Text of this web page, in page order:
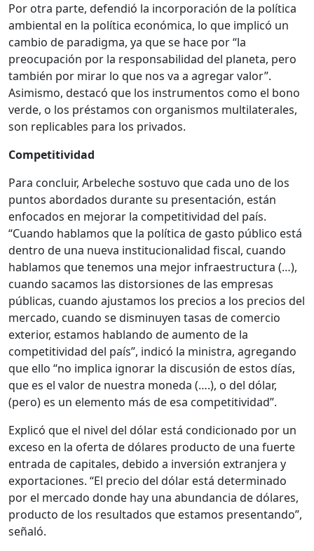
Por otra parte, defendió la incorporación de la política
ambiental en la política económica, lo que implicó un
cambio de paradigma, ya que se hace por “la
preocupación por la responsabilidad del planeta, pero
también por mirar lo que nos va a agregar valor”.
Asimismo, destacó que los instrumentos como el bono
verde, o los préstamos con organismos multilaterales,
son replicables para los privados.
Competitividad
Para concluir, Arbeleche sostuvo que cada uno de los
puntos abordados durante su presentación, están
enfocados en mejorar la competitividad del país.
“Cuando hablamos que la política de gasto público está
dentro de una nueva institucionalidad fiscal, cuando
hablamos que tenemos una mejor infraestructura (…),
cuando sacamos las distorsiones de las empresas
públicas, cuando ajustamos los precios a los precios del
mercado, cuando se disminuyen tasas de comercio
exterior, estamos hablando de aumento de la
competitividad del país”, indicó la ministra, agregando
que ello “no implica ignorar la discusión de estos días,
que es el valor de nuestra moneda (….), o del dólar,
(pero) es un elemento más de esa competitividad”.
Explicó que el nivel del dólar está condicionado por un
exceso en la oferta de dólares producto de una fuerte
entrada de capitales, debido a inversión extranjera y
exportaciones. “El precio del dólar está determinado
por el mercado donde hay una abundancia de dólares,
producto de los resultados que estamos presentando”,
señaló.